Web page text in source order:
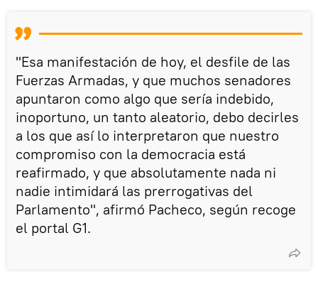
"Esa manifestación de hoy, el desfile de las
Fuerzas Armadas, y que muchos senadores
apuntaron como algo que sería indebido,
inoportuno, un tanto aleatorio, debo decirles
a los que así lo interpretaron que nuestro
compromiso con la democracia está
reafirmado, y que absolutamente nada ni
nadie intimidará las prerrogativas del
Parlamento", afirmó Pacheco, según recoge
el portal G1.